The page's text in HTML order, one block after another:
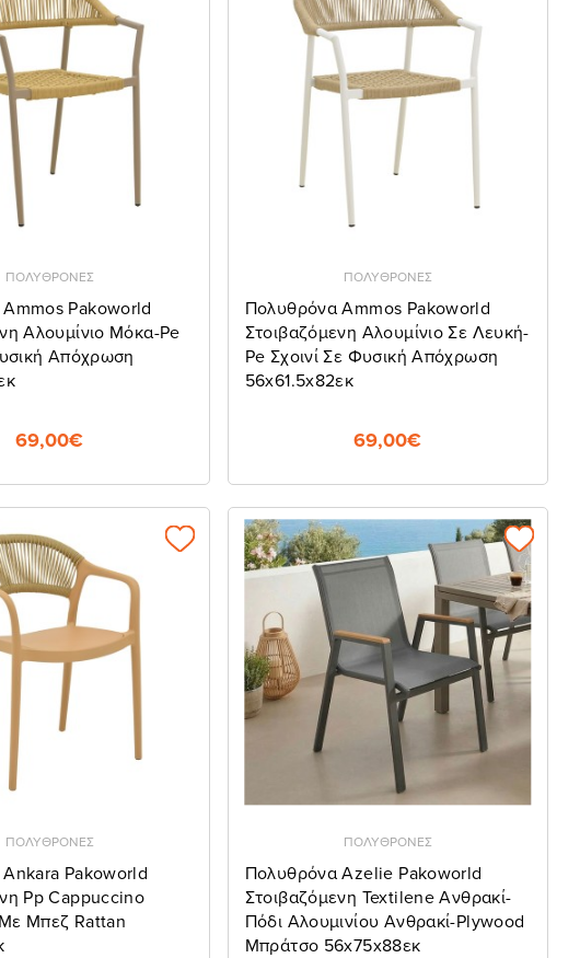
ΠΟΛΥΘΡΟΝΕΣ
Pakoworld
Αλουμίνιο Μόκα-Pe
Απόχρωση
69,00€
ΠΟΛΥΘΡΟΝΕΣ
Πολυθρόνα Ammos Pakoworld
Στοιβαζόμενη Αλουμίνιο Σε Λευκή-
Pe Σχοινί Σε Φυσική Απόχρωση
56x61.5x82εκ
69,00€
ΠΟΛΥΘΡΟΝΕΣ
Pakoworld
Pp Cappuccino
Μπεζ Rattan
ΠΟΛΥΘΡΟΝΕΣ
Πολυθρόνα Azelie Pakoworld
Στοιβαζόμενη Textilene Ανθρακί-
Πόδι Αλουμινίου Ανθρακί-Plywood
Μπράτσο 56x75x88εκ